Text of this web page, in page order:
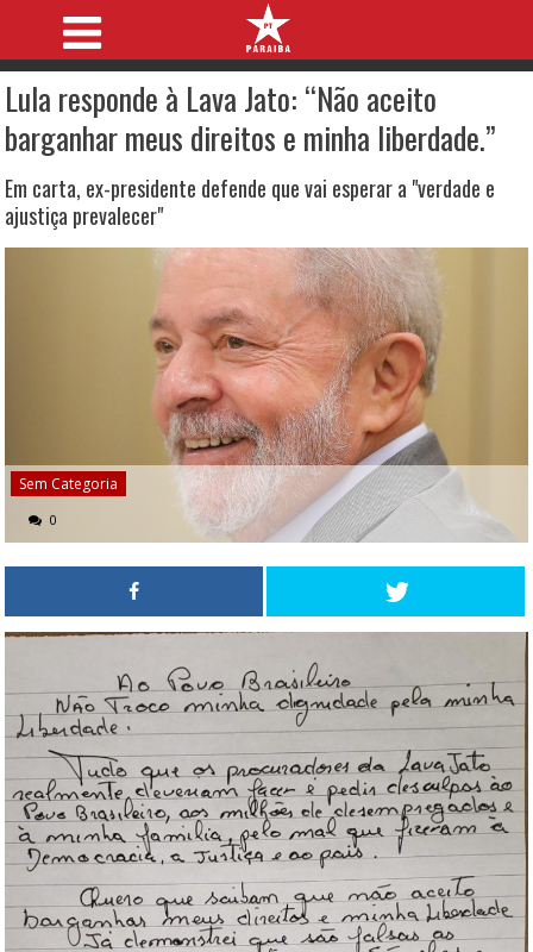
Lula responde à Lava Jato: “Não aceito
barganhar meus direitos e minha liberdade.”
Em carta, ex-presidente defende que vai esperar a "verdade e
ajustiça prevalecer"
Sem Categoria
0